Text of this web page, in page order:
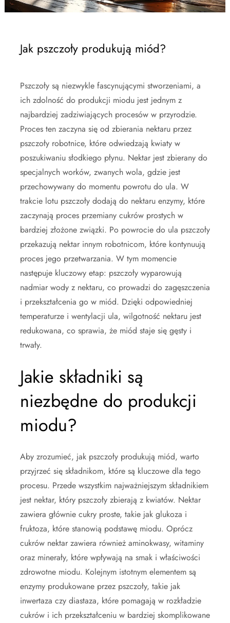
Jak pszczoły produkują miód?
Pszczoły są niezwykle fascynującymi stworzeniami, a
ich zdolność do produkcji miodu jest jednym z
najbardziej zadziwiających procesów w przyrodzie.
Proces ten zaczyna się od zbierania nektaru przez
pszczoły robotnice, które odwiedzają kwiaty w
poszukiwaniu słodkiego płynu. Nektar jest zbierany do
specjalnych worków, zwanych wola, gdzie jest
przechowywany do momentu powrotu do ula. W
trakcie lotu pszczoły dodają do nektaru enzymy, które
zaczynają proces przemiany cukrów prostych w
bardziej złożone związki. Po powrocie do ula pszczoły
przekazują nektar innym robotnicom, które kontynuują
proces jego przetwarzania. W tym momencie
następuje kluczowy etap: pszczoły wyparowują
nadmiar wody z nektaru, co prowadzi do zagęszczenia
i przekształcenia go w miód. Dzięki odpowiedniej
temperaturze i wentylacji ula, wilgotność nektaru jest
redukowana, co sprawia, że miód staje się gęsty i
trwały.
Jakie składniki są
niezbędne do produkcji
miodu?
Aby zrozumieć, jak pszczoły produkują miód, warto
przyjrzeć się składnikom, które są kluczowe dla tego
procesu. Przede wszystkim najważniejszym składnikiem
jest nektar, który pszczoły zbierają z kwiatów. Nektar
zawiera głównie cukry proste, takie jak glukoza i
fruktoza, które stanowią podstawę miodu. Oprócz
cukrów nektar zawiera również aminokwasy, witaminy
oraz minerały, które wpływają na smak i właściwości
zdrowotne miodu. Kolejnym istotnym elementem są
enzymy produkowane przez pszczoły, takie jak
inwertaza czy diastaza, które pomagają w rozkładzie
cukrów i ich przekształceniu w bardziej skomplikowane